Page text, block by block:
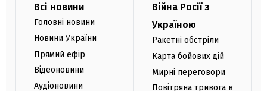
Всі новини
Головні новини
Новини України
Прямий ефір
Відеоновини
Аудіоновини
Війна Росії з
Україною
Ракетні обстріли
Карта бойових дій
Мирні переговори
Повітряна тривога в